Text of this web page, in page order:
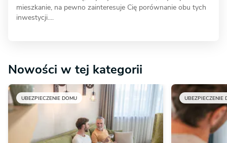
mieszkanie, na pewno zainteresuje Cię porównanie obu tych
inwestycji....
Nowości w tej kategorii
UBEZPIECZENIE DOMU UBEZPIECZENIE